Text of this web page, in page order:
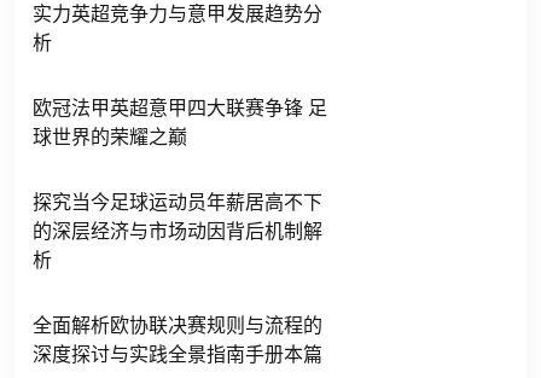
实力英超竞争力与意甲发展趋势分
析
欧冠法甲英超意甲四大联赛争锋 足
球世界的荣耀之巅
探究当今足球运动员年薪居高不下
的深层经济与市场动因背后机制解
析
全面解析欧协联决赛规则与流程的
深度探讨与实践全景指南手册本篇